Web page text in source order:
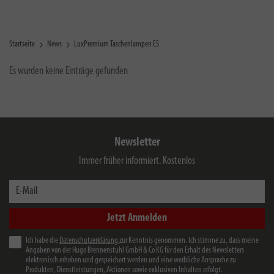
Startseite News LuxPremium Taschenlampen ES
Es wurden keine Einträge gefunden
Newsletter
Immer früher informiert. Kostenlos
E-Mail
Jetzt Anmelden
Ich habe die Datenschutzerklärung zur Kenntnis genommen. Ich stimme zu, dass meine
Angaben von der Hugo Brennenstuhl GmbH & Co KG für den Erhalt des Newsletters
elektronisch erhoben und gespeichert werden und eine werbliche Ansprache zu
Produkten, Dienstleistungen, Aktionen sowie exklusiven Inhalten erfolgt.